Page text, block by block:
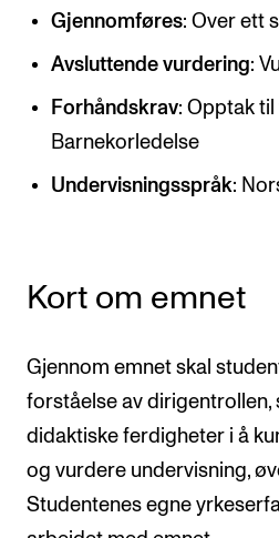
FORSKNING
CERM
CREMAH
NordART
Prosjekter
INTERNASJONALT
Internasjonal strategi
Samarbeidsprosjekter
IN.TUNE
Gjennomføres: Over ett
Avsluttende vurdering:
Forhåndskrav: Opptak
Barnekorledelse
Undervisningsspråk:
Kort om emnet
Gjennom emnet skal
forståelse av
didaktiske ferdigheter i å
og vurdere undervisning,
Studentenes egne